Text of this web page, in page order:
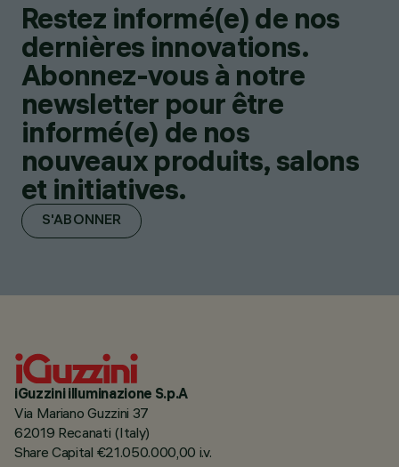
Restez informé(e) de nos
dernières innovations.
Abonnez-vous à notre
newsletter pour être
informé(e) de nos
nouveaux produits, salons
et initiatives.
S'ABONNER
iGuzzini illuminazione S.p.A
Via Mariano Guzzini 37
62019 Recanati (Italy)
Share Capital €21.050.000,00 i.v.